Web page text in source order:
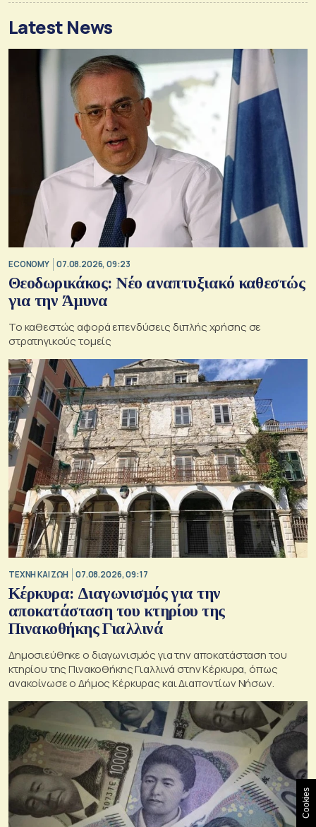
Latest News
ECONOMY 07.08.2026, 09:23
Θεοδωρικάκος: Νέο αναπτυξιακό καθεστώς
για την Άμυνα
Το καθεστώς αφορά επενδύσεις διπλής χρήσης σε
στρατηγικούς τομείς
TΕΧΝΗ ΚΑΙ ΖΩΗ 07.08.2026, 09:17
Κέρκυρα: Διαγωνισμός για την
αποκατάσταση του κτηρίου της
Πινακοθήκης Γιαλλινά
Δημοσιεύθηκε ο διαγωνισμός για την αποκατάσταση του
κτηρίου της Πινακοθήκης Γιαλλινά στην Κέρκυρα, όπως
ανακοίνωσε ο Δήμος Κέρκυρας και Διαποντίων Νήσων.
Cookies